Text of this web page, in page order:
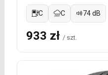
C C 74 dB
933 zł / szt.